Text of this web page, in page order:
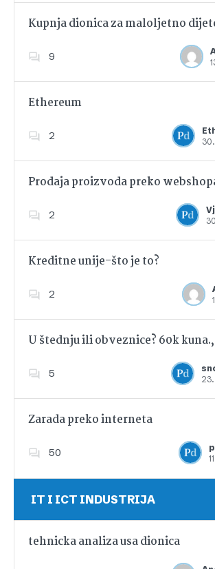
Kupnja dionica za maloljetno
9
Dodajte u
Ethereum
2
Dodajte u
Prodaja proizvoda preko
2
Dodajte u
Kreditne unije-što je to?
2
Dodajte u
U štednju ili obveznice? 60k kuna.,
5
Dodajte u
Zarada preko interneta
50
Dodajte u
IT I ICT INDUSTRIJA
tehnicka analiza usa dionica